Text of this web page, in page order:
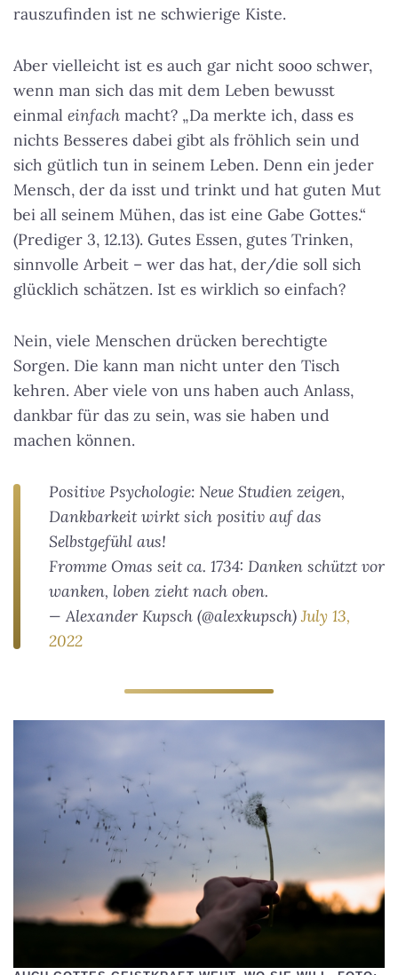
rauszufinden ist ne schwierige Kiste.
Aber vielleicht ist es auch gar nicht sooo schwer,
wenn man sich das mit dem Leben bewusst
einmal einfach macht? „Da merkte ich, dass es
nichts Besseres dabei gibt als fröhlich sein und
sich gütlich tun in seinem Leben. Denn ein jeder
Mensch, der da isst und trinkt und hat guten Mut
bei all seinem Mühen, das ist eine Gabe Gottes.“
(Prediger 3, 12.13). Gutes Essen, gutes Trinken,
sinnvolle Arbeit – wer das hat, der/die soll sich
glücklich schätzen. Ist es wirklich so einfach?
Nein, viele Menschen drücken berechtigte
Sorgen. Die kann man nicht unter den Tisch
kehren. Aber viele von uns haben auch Anlass,
dankbar für das zu sein, was sie haben und
machen können.
Positive Psychologie: Neue Studien zeigen,
Dankbarkeit wirkt sich positiv auf das
Selbstgefühl aus!
Fromme Omas seit ca. 1734: Danken schützt vor
wanken, loben zieht nach oben.
— Alexander Kupsch (@alexkupsch)July 13,
2022